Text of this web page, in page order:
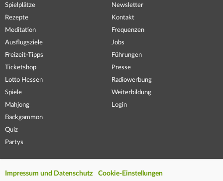
Spielplätze
Rezepte
Meditation
Ausflugsziele
Freizeit-Tipps
Ticketshop
Lotto Hessen
Spiele
Mahjong
Backgammon
Quiz
Partys
Newsletter
Kontakt
Frequenzen
Jobs
Führungen
Presse
Radiowerbung
Weiterbildung
Login
Impressum und Datenschutz Cookie-Einstellungen